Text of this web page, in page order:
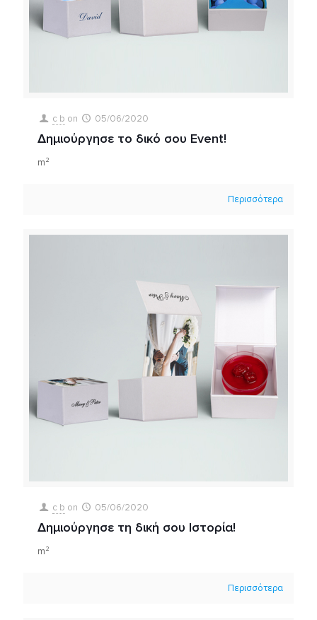
c b on 05/06/2020
Δημιούργησε το δικό σου Event!
m²
Περισσότερα
c b on 05/06/2020
Δημιούργησε τη δική σου Ιστορία!
m²
Περισσότερα